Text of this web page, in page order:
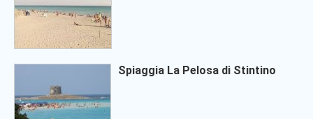
Spiaggia La Pelosa di Stintino